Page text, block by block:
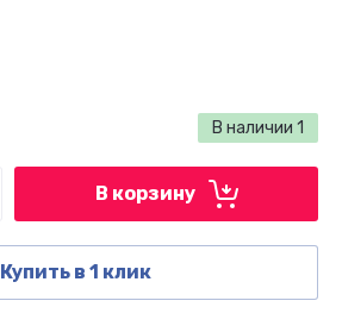
В наличии 1
В корзину
Купить в 1 клик